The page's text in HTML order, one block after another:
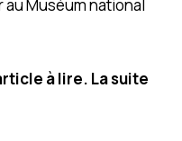
Muséum national
à lire. La suite